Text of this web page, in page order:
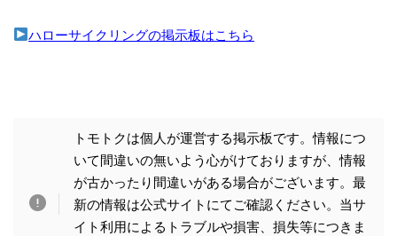
ハローサイクリングの掲示板はこちら
トモトクは個人が運営する掲示板です。情報につ
いて間違いの無いよう心がけておりますが、情報
が古かったり間違いがある場合がございます。最
新の情報は公式サイトにてご確認ください。当サ
イト利用によるトラブルや損害、損失等につきま